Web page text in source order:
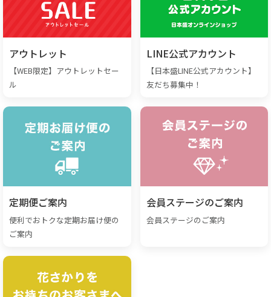
アウトレット
【WEB限定】アウトレットセー
ル
LINE公式アカウント
【日本盛LINE公式アカウント】
友だち募集中！
定期便ご案内
便利でおトクな定期お届け便の
ご案内
会員ステージのご案内
会員ステージのご案内